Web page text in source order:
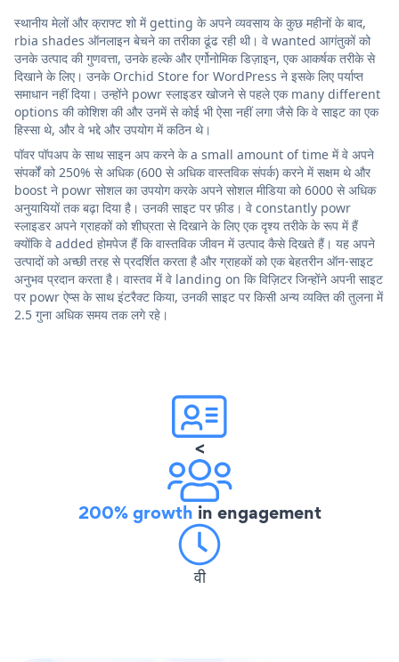
स्थानीय मेलों और क्राफ्ट शो में getting के अपने व्यवसाय के कुछ महीनों के बाद,
rbia shades ऑनलाइन बेचने का तरीका ढूंढ रही थी। वे wanted आगंतुकों को
उनके उत्पाद की गुणवत्ता, उनके हल्के और एर्गोनोमिक डिज़ाइन, एक आकर्षक तरीके से
दिखाने के लिए। उनके Orchid Store for WordPress ने इसके लिए पर्याप्त
समाधान नहीं दिया। उन्होंने powr स्लाइडर खोजने से पहले एक many different
options की कोशिश की और उनमें से कोई भी ऐसा नहीं लगा जैसे कि वे साइट का एक
हिस्सा थे, और वे भद्दे और उपयोग में कठिन थे।
पॉवर पॉपअप के साथ साइन अप करने के a small amount of time में वे अपने
संपर्कों को 250% से अधिक (600 से अधिक वास्तविक संपर्क) करने में सक्षम थे और
boost ने powr सोशल का उपयोग करके अपने सोशल मीडिया को 6000 से अधिक
अनुयायियों तक बढ़ा दिया है। उनकी साइट पर फ़ीड। वे constantly powr
स्लाइडर अपने ग्राहकों को शीघ्रता से दिखाने के लिए एक दृश्य तरीके के रूप में हैं
क्योंकि वे added होमपेज हैं कि वास्तविक जीवन में उत्पाद कैसे दिखते हैं। यह अपने
उत्पादों को अच्छी तरह से प्रदर्शित करता है और ग्राहकों को एक बेहतरीन ऑन-साइट
अनुभव प्रदान करता है। वास्तव में वे landing on कि विज़िटर जिन्होंने अपनी साइट
पर powr ऐप्स के साथ इंटरैक्ट किया, उनकी साइट पर किसी अन्य व्यक्ति की तुलना में
2.5 गुना अधिक समय तक लगे रहे।
<
200% growth in engagement
वी